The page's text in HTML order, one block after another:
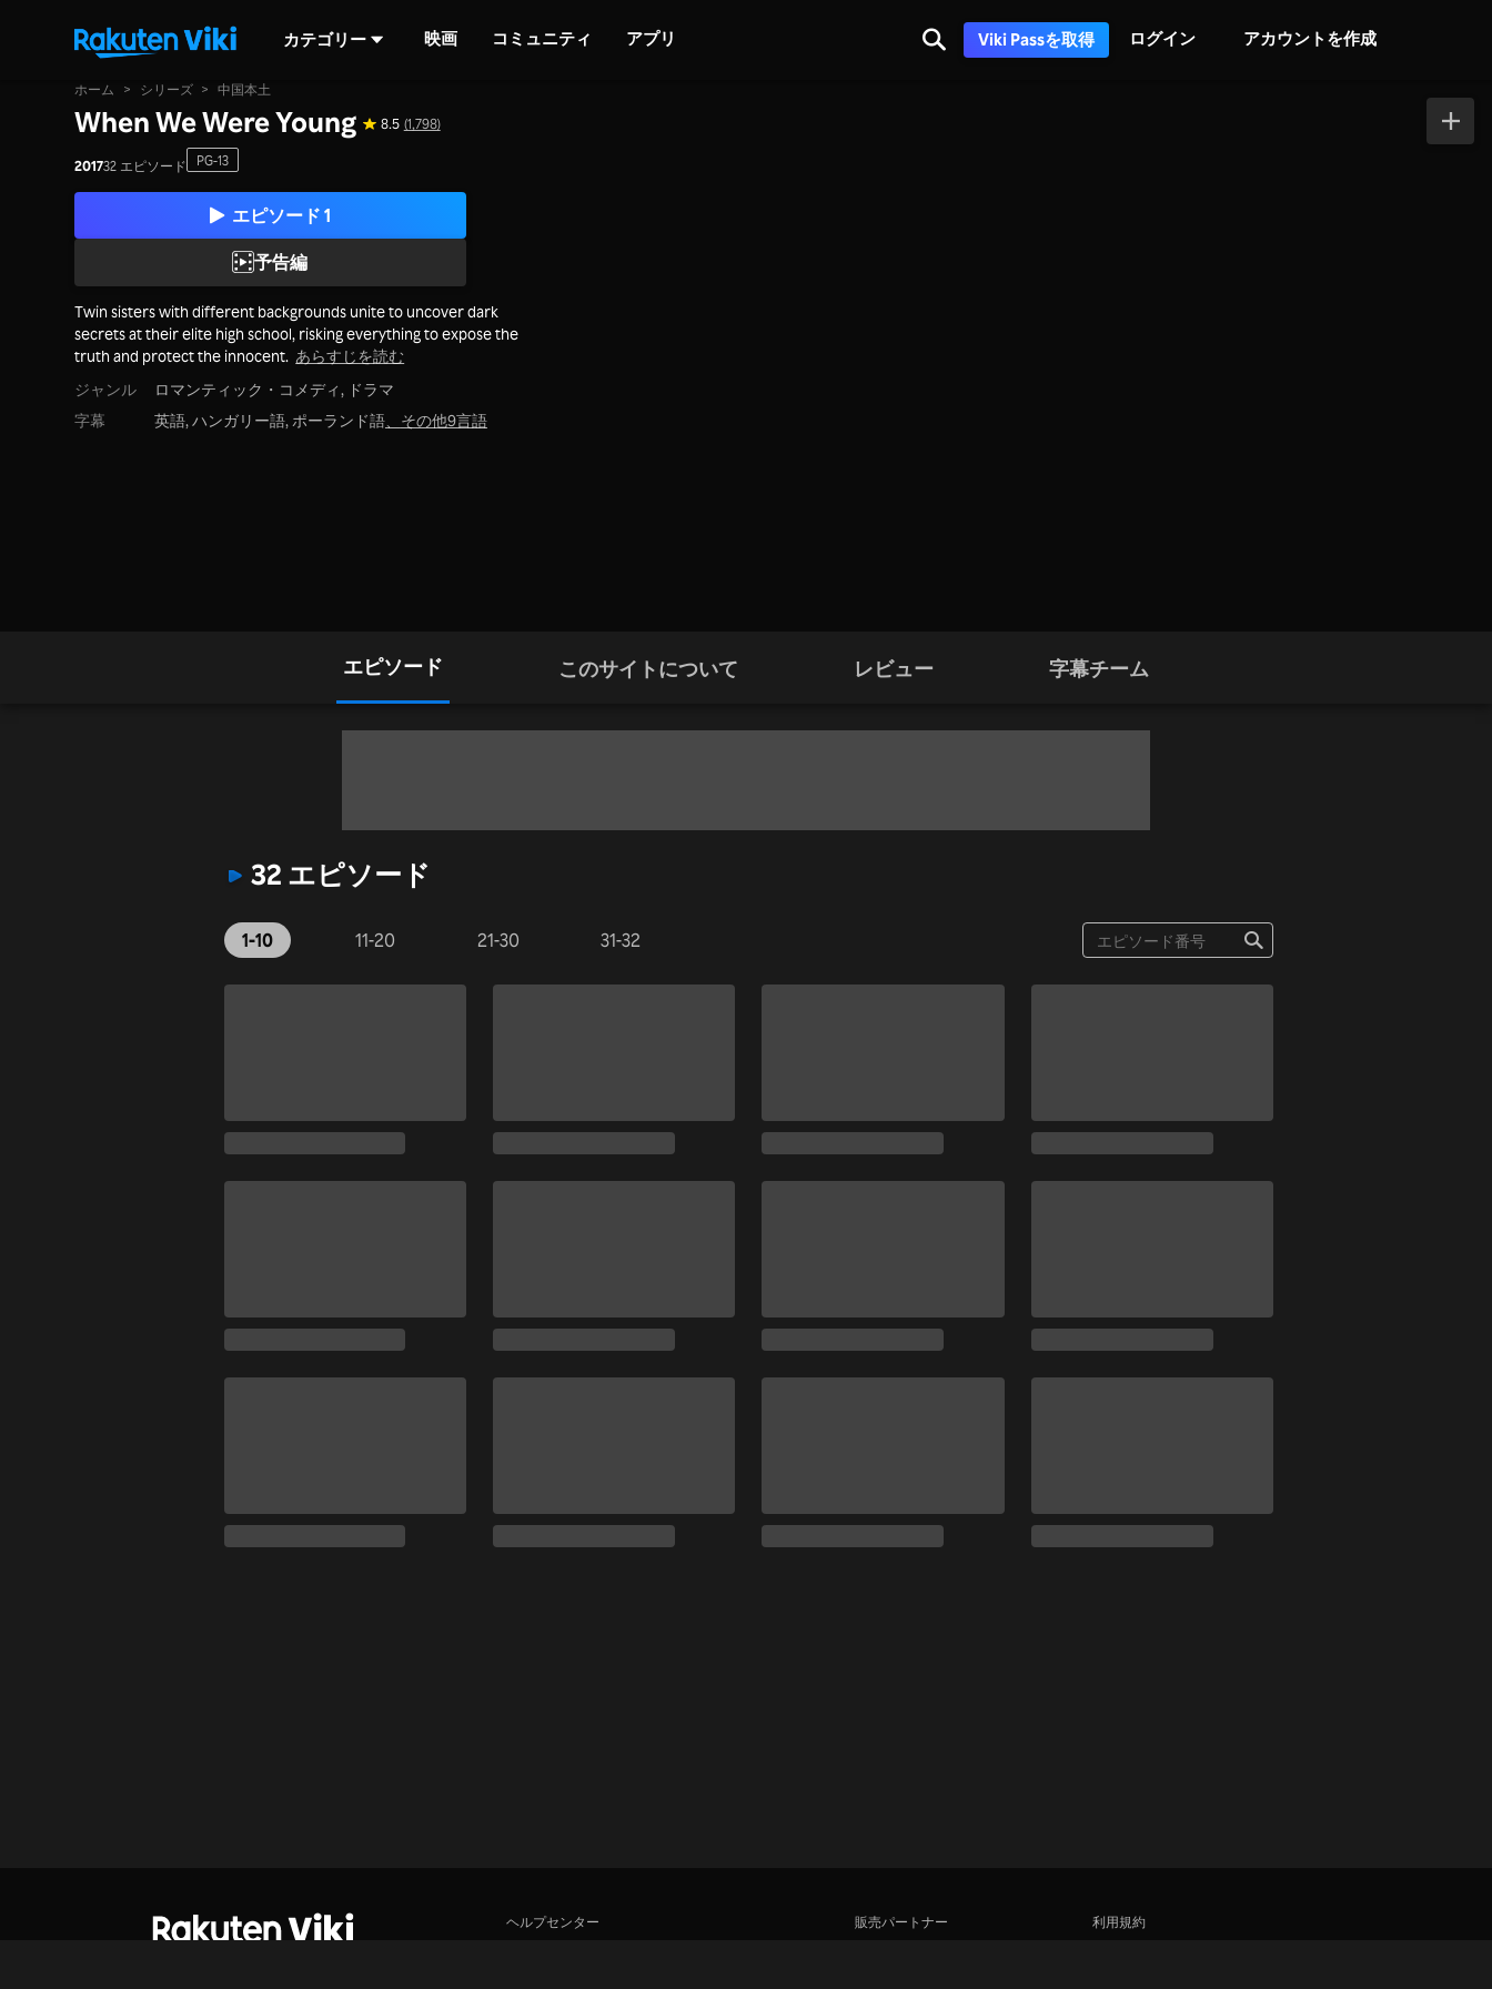
カテゴリー 映画 コミュニティ アプリ Viki Passを取得 ログイン アカウントを作成
ホーム > シリーズ > 中国本土
When We Were Young 8.5 (1,798)
201732 エピソード PG-13
エピソード 1
予告編
Twin sisters with different backgrounds unite to uncover dark
secrets at their elite high school, risking everything to expose the
truth and protect the innocent. あらすじを読む
ジャンル
ロマンティック・コメディ, ドラマ
字幕
英語, ハンガリー語, ポーランド語、 その他9言語
エピソード このサイトについて レビュー 字幕チーム
32 エピソード
1-10 11-20 21-30 31-32
ヘルプセンター
販売パートナー
利用規約